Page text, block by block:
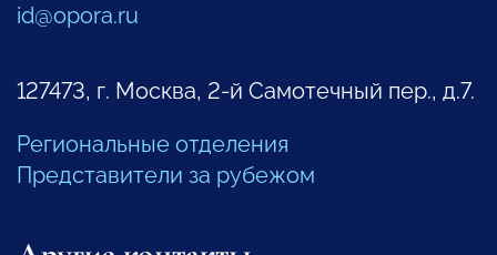
id@opora.ru
127473, г. Москва, 2-й Самотечный пер., д.7.
Региональные отделения
Представители за рубежом